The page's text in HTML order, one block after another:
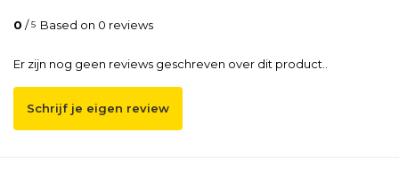
0 /5 Based on 0 reviews
Er zijn nog geen reviews geschreven over dit product..
Schrijf je eigen review